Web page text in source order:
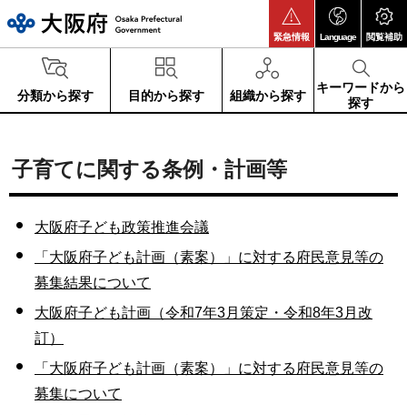
緊急情報 Language 閲覧補助
分類から探す 目的から探す 組織から探す
キーワードから
探す
子育てに関する条例・計画等
大阪府子ども政策推進会議
「大阪府子ども計画（素案）」に対する府民意見等の
募集結果について
大阪府子ども計画（令和7年3月策定・令和8年3月改
訂）
「大阪府子ども計画（素案）」に対する府民意見等の
募集について